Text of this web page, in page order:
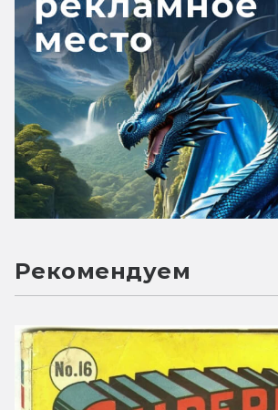
Рекомендуем